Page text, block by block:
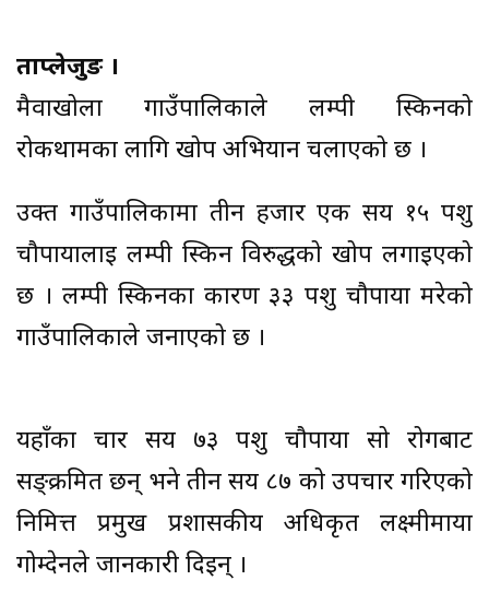
ताप्लेजुङ ।
मैवाखोला गाउँपालिकाले लम्पी स्किनको
रोकथामका लागि खोप अभियान चलाएको छ ।
उक्त गाउँपालिकामा तीन हजार एक सय १५ पशु
चौपायालाई लम्पी स्किन विरुद्धको खोप लगाइएको
छ । लम्पी स्किनका कारण ३३ पशु चौपाया मरेको
गाउँपालिकाले जनाएको छ ।
यहाँका चार सय ७३ पशु चौपाया सो रोगबाट
सङ्क्रमित छन् भने तीन सय ८७ को उपचार गरिएको
निमित्त प्रमुख प्रशासकीय अधिकृत लक्ष्मीमाया
गोम्देनले जानकारी दिइन् ।